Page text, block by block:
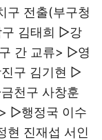
구 전출(부구청
김태희 ▷강
간 교류> ▷영
구 김기현 ▷
천구 사창훈
▷행정국 이수
현 진재섭 서인